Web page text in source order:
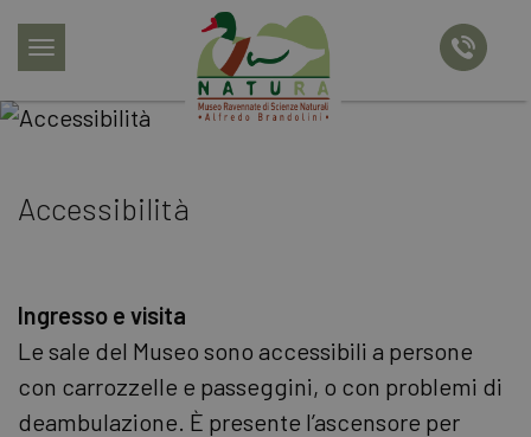
Accessibilità
Ingresso e visita
Le sale del Museo sono accessibili a persone
con carrozzelle e passeggini, o con problemi di
deambulazione. È presente l’ascensore per